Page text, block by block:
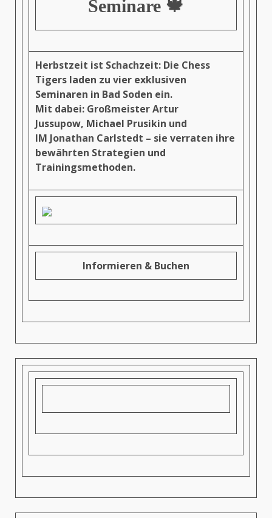
Seminare 🍁
Herbstzeit ist Schachzeit: Die Chess
Tigers laden zu vier exklusiven
Seminaren in Bad Soden ein.
Mit dabei: GroßmeisterArtur
Jussupow, Michael Prusikin und
IM Jonathan Carlstedt – sie verraten ihre
bewährten Strategien und
Trainingsmethoden.
Informieren & Buchen